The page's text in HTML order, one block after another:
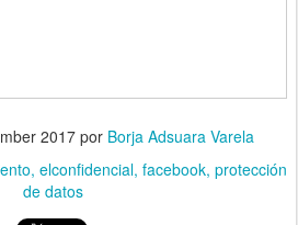
2017por Borja Adsuara Varela
elconfidencial facebook protección
de datos